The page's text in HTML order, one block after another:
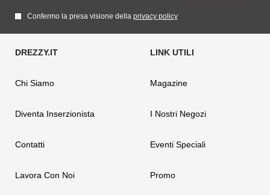
Confermo la presa visione della privacy policy
Chi Siamo
Diventa Inserzionista
Contatti
Lavora Con Noi
Magazine
I Nostri Negozi
Eventi Speciali
Promo